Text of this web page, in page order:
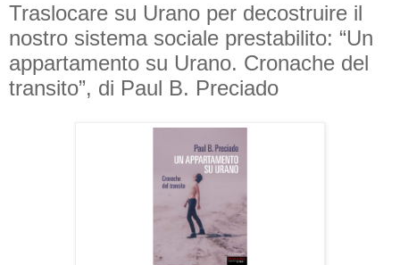
Traslocare su Urano per decostruire il
nostro sistema sociale prestabilito: “Un
appartamento su Urano. Cronache del
transito”, di Paul B. Preciado